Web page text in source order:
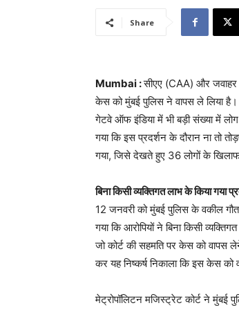
Share
Mumbai :सीएए (CAA) और
केस को मुंबई पुलिस ने वापस ले लिया
गेटवे ऑफ इंडिया में भी बड़ी संख्या में लोग
गया कि इस प्रदर्शन के दौरान ना तो
गया, जिसे देखते हुए 36 लोगों के
बिना किसी व्यक्तिगत लाभ के किया गया
12 जनवरी को मुंबई पुलिस के वकील
गया कि आरोपियों ने बिना किसी
जो कोर्ट की सहमति पर केस को वापस
कर यह निष्कर्ष निकाला कि इस केस को
मेट्रोपॉलिटन मजिस्ट्रेट कोर्ट ने मुंबई